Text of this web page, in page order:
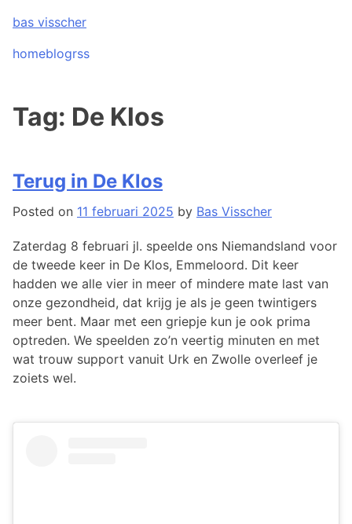
to
content
bas visscher
homeblogrss
Tag: De Klos
Terug in De Klos
Posted on 11 februari 2025 by Bas Visscher
Zaterdag 8 februari jl. speelde ons Niemandsland voor
de tweede keer in De Klos, Emmeloord. Dit keer
hadden we alle vier in meer of mindere mate last van
onze gezondheid, dat krijg je als je geen twintigers
meer bent. Maar met een griepje kun je ook prima
optreden. We speelden zo’n veertig minuten en met
wat trouw support vanuit Urk en Zwolle overleef je
zoiets wel.